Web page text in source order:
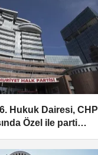
devralmasına
Hukuk Dairesi, CHP
Özel ile parti
Kılıçdaroğlu ile